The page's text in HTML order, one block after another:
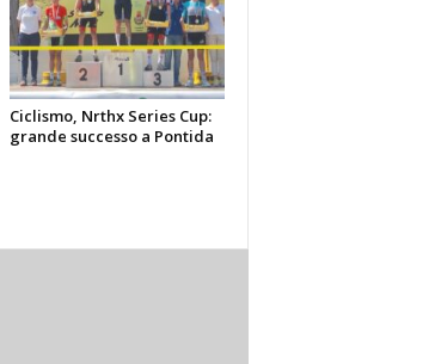
Ciclismo, Nrthx Series Cup:
grande successo a Pontida